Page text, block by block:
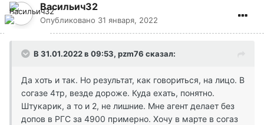
Васильич32
Опубликовано 31 января, 2022
В 31.01.2022 в 09:53, pzm76 сказал:
Да хоть и так. Но результат, как говориться, на лицо. В
согазе 4тр, везде дороже. Куда ехать, понятно.
Штукарик, а то и 2, не лишние. Мне агент делает без
допов в РГС за 4900 примерно. Хочу в марте в согаз